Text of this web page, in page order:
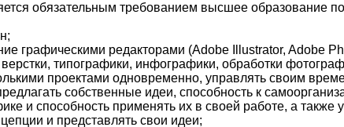
обязательным требованием высшее образование
графическими редакторами (Adobe Illustrator, Adobe
типографики, инфографики, обработки
проектами одновременно, управлять своим
собственные идеи, способность к
и способность применять их в своей работе, а также
и представлять свои идеи;